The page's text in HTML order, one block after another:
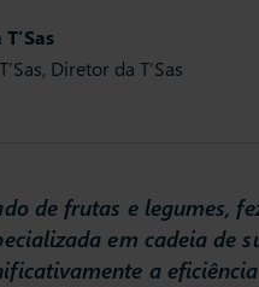
Diretor da T’Sas
de frutas e legumes,
em cadeia de
a